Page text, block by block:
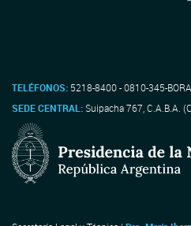
TELÉFONOS: 5218-8400 - 0810-345-
SEDE CENTRAL:Suipacha 767, C.A.B.A.